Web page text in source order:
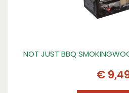
NOT JUST BBQ
€ 9,